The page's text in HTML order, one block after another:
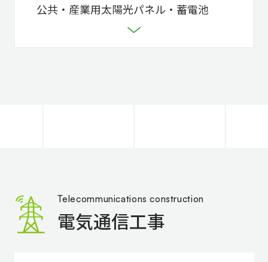
公共・産業用太陽光パネル・蓄電池
Telecommunications construction
電気通信工事